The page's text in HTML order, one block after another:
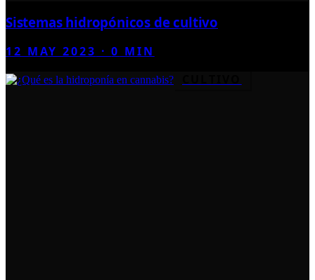
Sistemas hidropónicos de cultivo
12 MAY 2023 ·0 MIN